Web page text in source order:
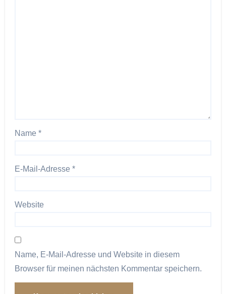
Name*
E-Mail-Adresse*
Website
Name, E-Mail-Adresse und Website in diesem
Browser für meinen nächsten Kommentar speichern.